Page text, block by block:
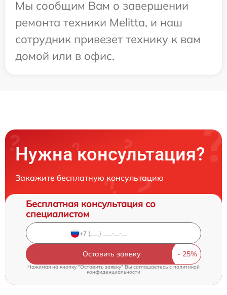
Мы сообщим Вам о завершении
ремонта техники Melitta, и наш
сотрудник привезет технику к вам
домой или в офис.
Нужна консультация?
Закажите бесплатную консультацию
Бесплатная консультация со
специалистом
Оставить заявку
Нажимая на кнопку "Оставить заявку" Вы соглашаетесь cполитикой
конфиденциальности